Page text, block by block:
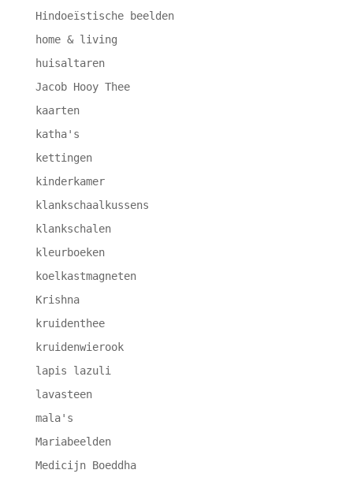
Hindoeïstische beelden
home & living
huisaltaren
Jacob Hooy Thee
kaarten
katha's
kettingen
kinderkamer
klankschaalkussens
klankschalen
kleurboeken
koelkastmagneten
Krishna
kruidenthee
kruidenwierook
lapis lazuli
lavasteen
mala's
Mariabeelden
Medicijn Boeddha